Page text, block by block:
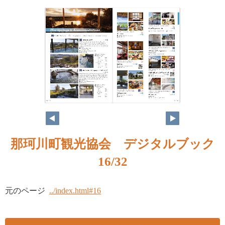
17
16
那珂川町観光協会 デジタルブック
16/32
元のページ ../index.html#16